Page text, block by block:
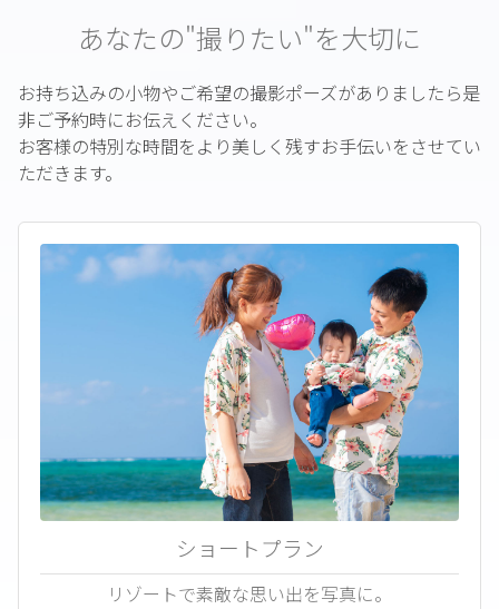
あなたの"撮りたい"を大切に
お持ち込みの小物やご希望の撮影ポーズがありましたら是
非ご予約時にお伝えください。
お客様の特別な時間をより美しく残すお手伝いをさせてい
ただきます。
ショートプラン
リゾートで素敵な思い出を写真に。